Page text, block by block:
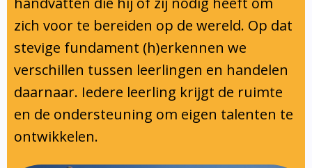
zich voor te bereiden op de wereld. Op dat
stevige fundament (h)erkennen we
verschillen tussen leerlingen en handelen
daarnaar. Iedere leerling krijgt de ruimte
en de ondersteuning om eigen talenten te
ontwikkelen.